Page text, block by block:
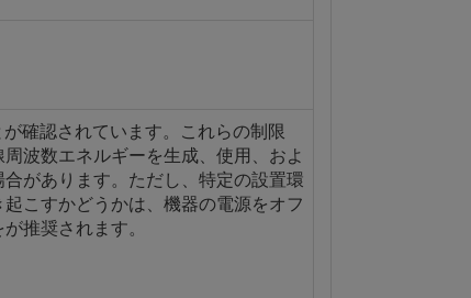
確認されています。これらの制限
波数エネルギーを生成、使用、およ
があります。ただし、特定の設置環
こすかどうかは、機器の電源をオフ
推奨されます。